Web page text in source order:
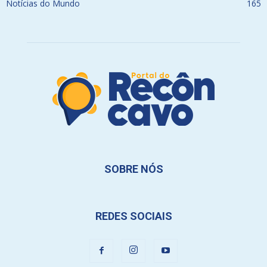
Notícias do Mundo 165
SOBRE NÓS
REDES SOCIAIS